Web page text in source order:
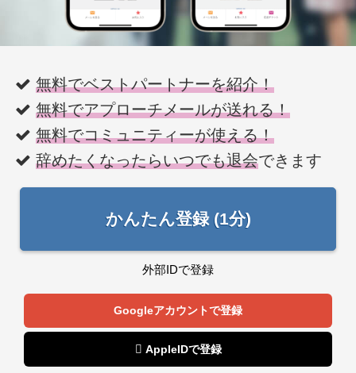
無料でベストパートナーを紹介！
無料でアプローチメールが送れる！
無料でコミュニティーが使える！
辞めたくなったらいつでも退会できます
かんたん登録 (1分)
外部IDで登録
Googleアカウントで登録
 AppleIDで登録